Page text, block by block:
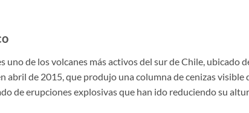
uno de los volcanes más activos del sur de Chile, ubicado
abril de 2015, que produjo una columna de cenizas
de erupciones explosivas que han ido reduciendo su